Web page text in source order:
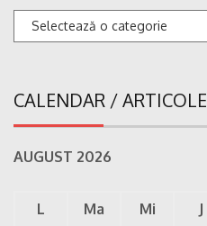
Categorii
CALENDAR / ARTICOLE
AUGUST 2026
L Ma Mi J